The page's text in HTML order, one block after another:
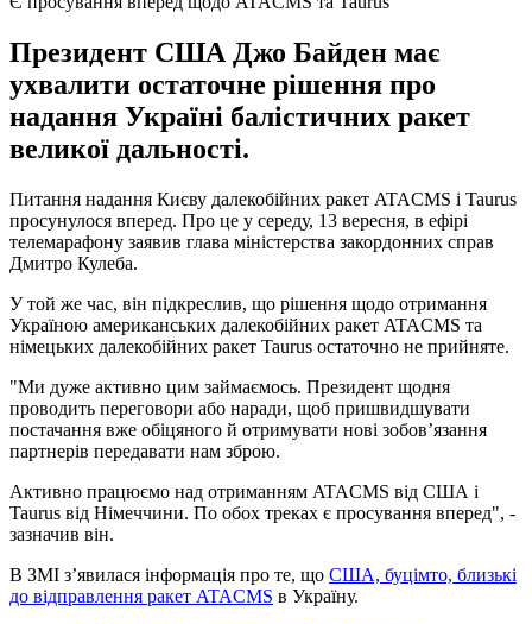
Президент США Джо Байден має
ухвалити остаточне рішення про
надання Україні балістичних ракет
великої дальності.
Питання надання Києву далекобійних ракет ATACMS і Taurus
просунулося вперед. Про це у середу, 13 вересня, в ефірі
телемарафону заявив глава міністерства закордонних справ
Дмитро Кулеба.
У той же час, він підкреслив, що рішення щодо отримання
Україною американських далекобійних ракет ATACMS та
німецьких далекобійних ракет Taurus остаточно не прийняте.
"Ми дуже активно цим займаємось. Президент щодня
проводить переговори або наради, щоб пришвидшувати
постачання вже обіцяного й отримувати нові зобов’язання
партнерів передавати нам зброю.
Активно працюємо над отриманням ATACMS від США і
Taurus від Німеччини. По обох треках є просування вперед", -
зазначив він.
В ЗМІ з’явилася інформація про те, що США, буцімто, близькі
до відправлення ракет ATACMS в Україну.